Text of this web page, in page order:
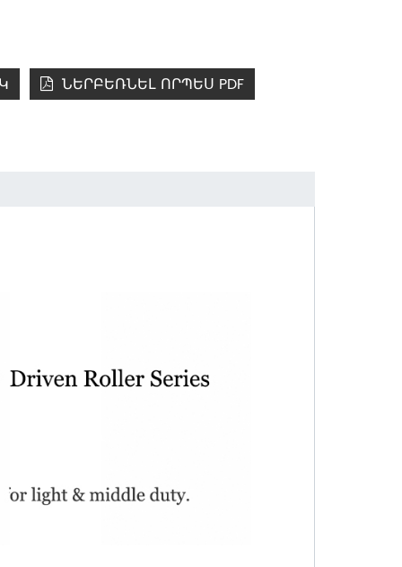
ՆԵՐԲԵՌՆԵԼ ՈՐՊԵՍ PDF